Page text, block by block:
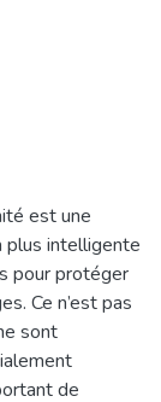
est une
plus intelligente
pour protéger
Ce n’est pas
sont
de